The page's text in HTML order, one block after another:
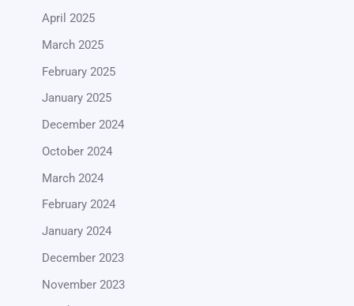
April 2025
March 2025
February 2025
January 2025
December 2024
October 2024
March 2024
February 2024
January 2024
December 2023
November 2023